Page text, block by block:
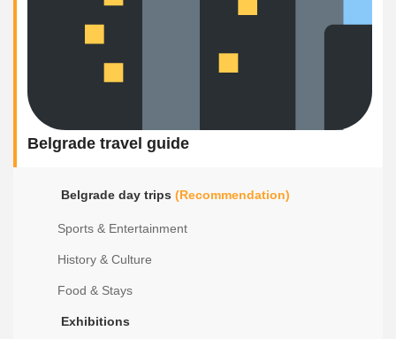
Belgrade travel guide
Belgrade day trips (Recommendation)
Sports & Entertainment
History & Culture
Food & Stays
Exhibitions